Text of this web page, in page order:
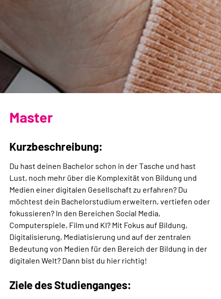
Master
Kurzbeschreibung:
Du hast deinen Bachelor schon in der Tasche und hast
Lust, noch mehr über die Komplexität von Bildung und
Medien einer digitalen Gesellschaft zu erfahren? Du
möchtest dein Bachelorstudium erweitern, vertiefen oder
fokussieren? In den Bereichen Social Media,
Computerspiele, Film und KI? Mit Fokus auf Bildung,
Digitalisierung, Mediatisierung und auf der zentralen
Bedeutung von Medien für den Bereich der Bildung in der
digitalen Welt? Dann bist du hier richtig!
Ziele des Studienganges: